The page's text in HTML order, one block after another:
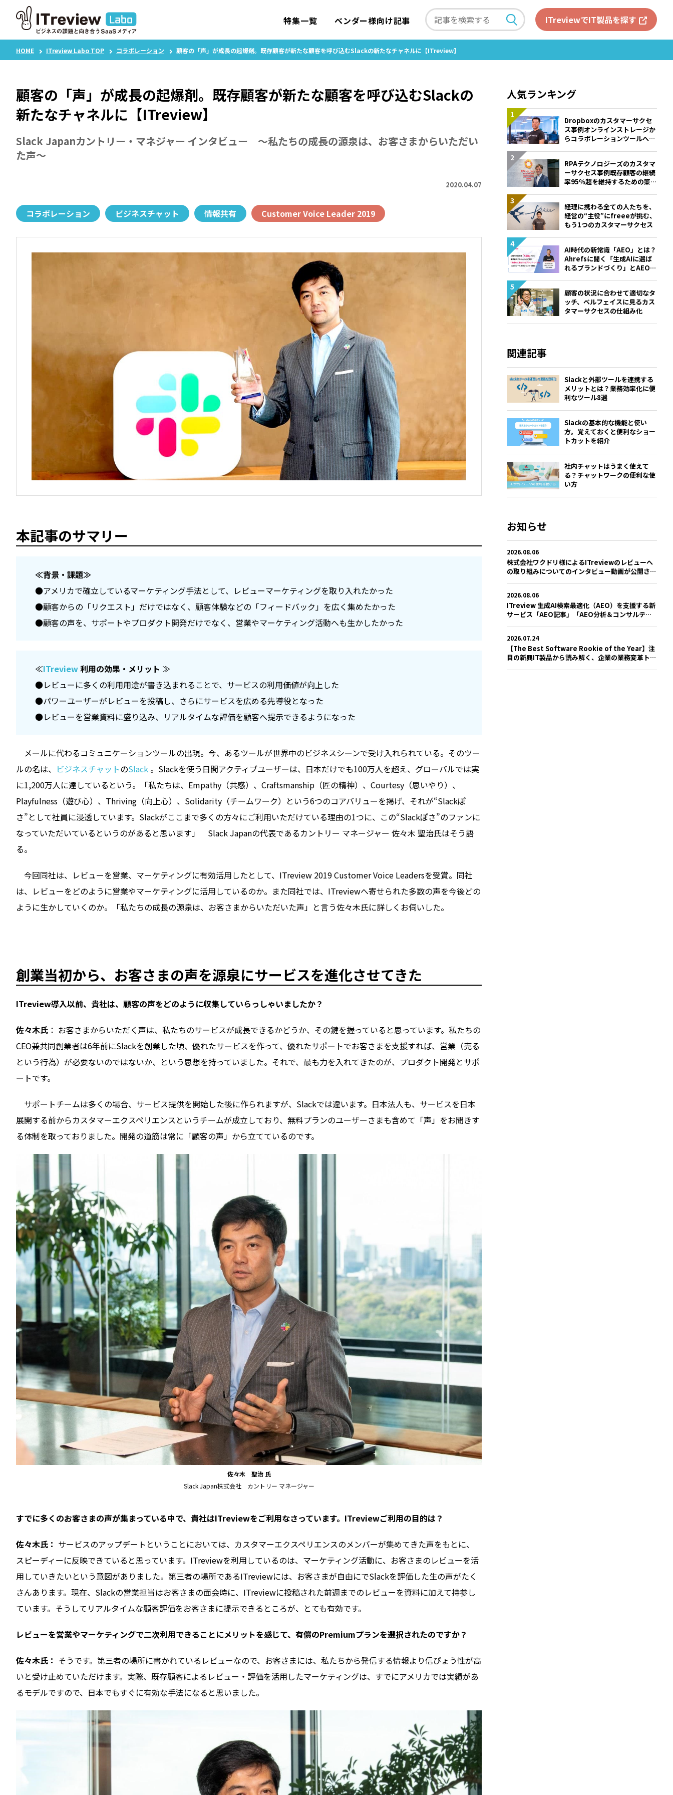
特集一覧 ベンダー様向け記事 ITreviewでIT製品を探す
HOME ITreview Labo TOP コラボレーション 顧客の「声」が成長の起爆剤。既存顧客が新たな顧客を呼び込むSlackの新たなチャネルに【ITreview】
顧客の「声」が成長の起爆剤。既存顧客が新たな顧客を呼び込むSlackの
新たなチャネルに【ITreview】
Slack Japanカントリー・マネジャー インタビュー ～私たちの成長の源泉は、お客さまからいただい
た声～
2020.04.07
コラボレーション ビジネスチャット 情報共有 Customer Voice Leader 2019
本記事のサマリー
≪背景・課題≫
●アメリカで確立しているマーケティング手法として、レビューマーケティングを取り入れたかった
●顧客からの「リクエスト」だけではなく、顧客体験などの「フィードバック」を広く集めたかった
●顧客の声を、サポートやプロダクト開発だけでなく、営業やマーケティング活動へも生かしたかった
≪ITreview利用の効果・メリット ≫
●レビューに多くの利用用途が書き込まれることで、サービスの利用価値が向上した
●パワーユーザーがレビューを投稿し、さらにサービスを広める先導役となった
●レビューを営業資料に盛り込み、リアルタイムな評価を顧客へ提示できるようになった
メールに代わるコミュニケーションツールの出現――。今、あるツールが世界中のビジネスシーンで受け入れられている。そのツー
ルの名は、 ビジネスチャットのSlack 。Slackを使う日間アクティブユーザーは、日本だけでも100万人を超え、グローバルでは実
に1,200万人に達しているという。「私たちは、Empathy（共感）、Craftsmanship（匠の精神）、Courtesy（思いやり）、
Playfulness（遊び心）、Thriving（向上心）、Solidarity（チームワーク）という6つのコアバリューを掲げ、それが“Slackぽ
さ”として社員に浸透しています。Slackがここまで多くの方々にご利用いただけている理由の1つに、この“Slackぽさ”のファンに
なっていただいているというのがあると思います」 Slack Japanの代表であるカントリー マネージャー 佐々木 聖治氏はそう語
る。
今回同社は、レビューを営業、マーケティングに有効活用したとして、ITreview 2019 Customer Voice Leadersを受賞。同社
は、レビューをどのように営業やマーケティングに活用しているのか。また同社では、ITreviewへ寄せられた多数の声を今後どの
ように生かしていくのか。「私たちの成長の源泉は、お客さまからいただいた声」と言う佐々木氏に詳しくお伺いした。
創業当初から、お客さまの声を源泉にサービスを進化させてきた
――ITreview導入以前、貴社は、顧客の声をどのように収集していらっしゃいましたか？
佐々木氏 ： お客さまからいただく声は、私たちのサービスが成長できるかどうか、その鍵を握っていると思っています。私たちの
CEO兼共同創業者は6年前にSlackを創業した頃、優れたサービスを作って、優れたサポートでお客さまを支援すれば、営業（売る
という行為）が必要ないのではないか、という思想を持っていました。それで、最も力を入れてきたのが、プロダクト開発とサポ
ートです。
サポートチームは多くの場合、サービス提供を開始した後に作られますが、Slackでは違います。日本法人も、サービスを日本
展開する前からカスタマーエクスペリエンスというチームが成立しており、無料プランのユーザーさまも含めて「声」をお聞きす
る体制を取っておりました。開発の道筋は常に「顧客の声」から立てているのです。
佐々木 聖治 氏
Slack Japan株式会社 カントリー マネージャー
――すでに多くのお客さまの声が集まっている中で、貴社はITreviewをご利用なさっています。ITreviewご利用の目的は？
佐々木氏： サービスのアップデートということにおいては、カスタマーエクスペリエンスのメンバーが集めてきた声をもとに、
スピーディーに反映できていると思っています。ITreviewを利用しているのは、マーケティング活動に、お客さまのレビューを活
用していきたいという意図がありました。第三者の場所であるITreviewには、お客さまが自由にでSlackを評価した生の声がたく
さんあります。現在、Slackの営業担当はお客さまの面会時に、ITreviewに投稿された前週までのレビューを資料に加えて持参し
ています。そうしてリアルタイムな顧客評価をお客さまに提示できるところが、とても有効です。
――レビューを営業やマーケティングで二次利用できることにメリットを感じて、有償のPremiumプランを選択されたのですか？
佐々木氏： そうです。第三者の場所に書かれているレビューなので、お客さまには、私たちから発信する情報より信ぴょう性が高
いと受け止めていただけます。実際、既存顧客によるレビュー・評価を活用したマーケティングは、すでにアメリカでは実績があ
るモデルですので、日本でもすぐに有効な手法になると思いました。
人気ランキング
Dropboxのカスタマーサクセ
ス事例――オンラインストレージか
らコラボレーションツールへと
RPAテクノロジーズのカスタマ
ーサクセス事例――既存顧客の継続
率95％超を維持するための策と
経理に携わる全ての人たちを、
経営の“主役”に――freeeが挑む、
もう1つのカスタマーサクセス
AI時代の新常識「AEO」とは？
Ahrefsに聞く「生成AIに選ば
れるブランドづくり」とAEOツ
顧客の状況に合わせて適切なタ
ッチ、ベルフェイスに見るカス
タマーサクセスの仕組み化
関連記事
Slackと外部ツールを連携する
メリットとは？業務効率化に便
利なツール8選
Slackの基本的な機能と使い
方。覚えておくと便利なショー
トカットを紹介
社内チャットはうまく使えて
る？チャットワークの便利な使
い方
お知らせ
2026.08.06
株式会社ワクドリ様によるITreviewのレビューへ
の取り組みについてのインタビュー動画が公開され
2026.08.06
ITreview 生成AI検索最適化（AEO）を支援する新
サービス「AEO記事」「AEO分析＆コンサルティ
2026.07.24
【The Best Software Rookie of the Year】注
目の新興IT製品から読み解く、企業の業務変革トレ